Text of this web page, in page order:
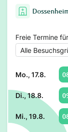
Freie Termine für
Mo., 17.8.
Di., 18.8.
Mi., 19.8.